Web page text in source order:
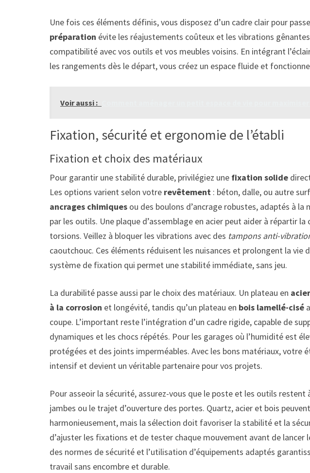
Une fois ces éléments définis, vous disposez d’un cadre clair pour
préparation évite les réajustements coûteux et les vibrations
compatibilité avec vos outils et vos meubles voisins. En intégrant
les rangements dès le départ, vous créez un espace fluide et
Voir aussi :
Fixation, sécurité et ergonomie de l’établi
Fixation et choix des matériaux
Pour garantir une stabilité durable, privilégiez une fixation solide
Les options varient selon votre revêtement : béton, dalle, ou autre
ancrages chimiques ou des boulons d’ancrage robustes, adaptés à la
par les outils. Une plaque d’assemblage en acier peut aider à répartir
torsions. Veillez à bloquer les vibrations avec des tampons anti-
caoutchouc. Ces éléments réduisent les nuisances et prolongent la vie
système de fixation qui permet une stabilité immédiate, sans jeu.
La durabilité passe aussi par le choix des matériaux. Un plateau en
à la corrosion et longévité, tandis qu’un plateau en bois lamellé-cisé
coupe. L’important reste l’intégration d’un cadre rigide, capable de
dynamiques et les chocs répétés. Pour les garages où l’humidité est
protégées et des joints imperméables. Avec les bons matériaux, votre
intensif et devient un véritable partenaire pour vos projets.
Pour asseoir la sécurité, assurez-vous que le poste et les outils
jambes ou le trajet d’ouverture des portes. Quartz, acier et bois
harmonieusement, mais la sélection doit favoriser la stabilité et la
d’ajuster les fixations et de tester chaque mouvement avant de lancer
des normes de sécurité et l’utilisation d’équipements adaptés
travail sans encombre et durable.